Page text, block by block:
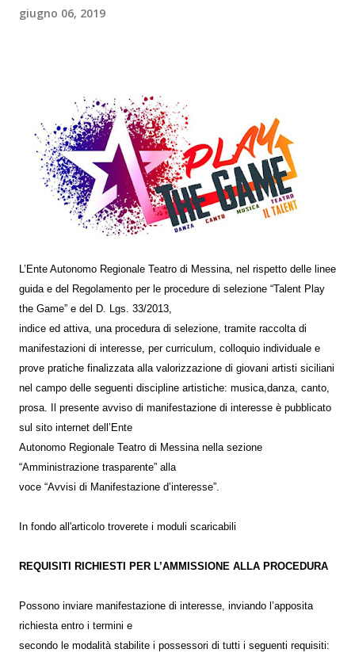
giugno 06, 2019
L’Ente Autonomo Regionale Teatro di Messina, nel rispetto delle linee
guida e del
Regolamento per le procedure di selezione “Talent Play
the Game” e del D. Lgs. 33/2013,
indice ed attiva, una procedura di selezione, tramite raccolta di
manifestazioni di interesse, per curriculum, colloquio individuale e
prove pratiche finalizzata alla valorizzazione di giovani artisti siciliani
nel campo delle seguenti discipline artistiche: musica,danza, canto,
prosa. Il presente avviso di manifestazione di interesse è pubblicato
sul sito internet dell’Ente
Autonomo Regionale Teatro di Messina nella sezione
“Amministrazione trasparente” alla
voce “Avvisi di Manifestazione d’interesse”.
In fondo all'articolo troverete i moduli scaricabili
REQUISITI RICHIESTI PER L’AMMISSIONE ALLA PROCEDURA
Possono inviare manifestazione di interesse, inviando l’apposita
richiesta entro i termini e
secondo le modalità stabilite i possessori di tutti i seguenti requisiti: